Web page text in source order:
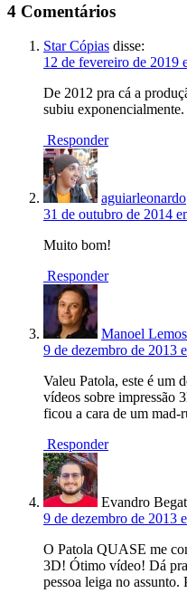
4 Comentários
Star Cópias disse:
12 de fevereiro de 2019
De 2012 pra cá a
subiu exponencialmente.
Responder
aguiarleonardo
31 de outubro de 2014
Muito bom!
Responder
Manoel Lemos
9 de dezembro de 2013
Valeu Patola, este é um
vídeos sobre impressão
ficou a cara de um mad-
Responder
Evandro
9 de dezembro de 2013
O Patola QUASE me
3D! Ótimo vídeo! Dá pra
pessoa leiga no assunto.